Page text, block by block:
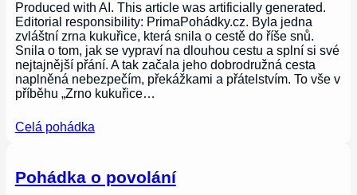
Produced with AI. This article was artificially generated.
Editorial responsibility: PrimaPohádky.cz. Byla jedna
zvláštní zrna kukuřice, která snila o cestě do říše snů.
Snila o tom, jak se vypraví na dlouhou cestu a splní si své
nejtajnější přání. A tak začala jeho dobrodružná cesta
naplněná nebezpečím, překážkami a přátelstvím. To vše v
příběhu „Zrno kukuřice…
Celá pohádka
Pohádka o povolání